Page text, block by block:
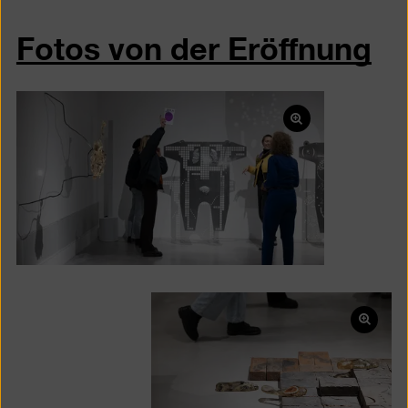
Fotos von der Eröffnung
Bild
in
einer
Lightbox
öffnen
Bild
einer